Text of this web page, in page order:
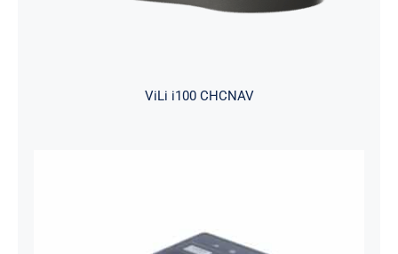
ViLi i100 CHCNAV